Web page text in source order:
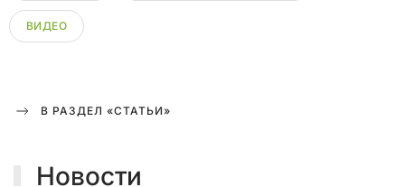
ВИДЕО
В РАЗДЕЛ «СТАТЬИ»
Новости
ф
е
в
м